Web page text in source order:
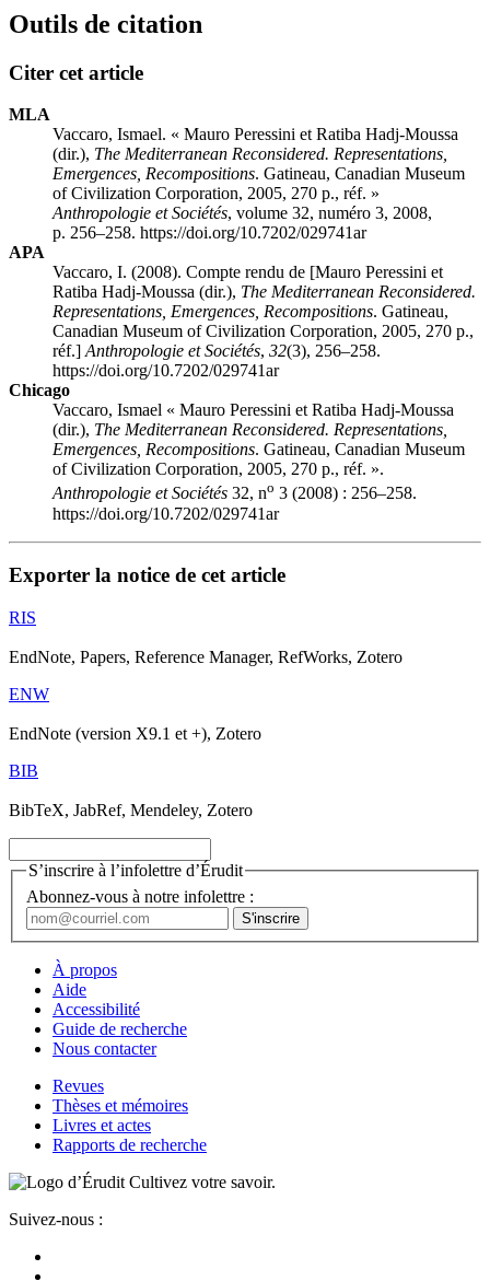
Outils de citation
Citer cet article
MLA
Vaccaro, Ismael. « Mauro Peressini et Ratiba Hadj-Moussa
(dir.), The Mediterranean Reconsidered. Representations,
Emergences, Recompositions. Gatineau, Canadian Museum
of Civilization Corporation, 2005, 270 p., réf. »
Anthropologie et Sociétés, volume 32, numéro 3, 2008,
p. 256–258. https://doi.org/10.7202/029741ar
APA
Vaccaro, I. (2008). Compte rendu de [Mauro Peressini et
Ratiba Hadj-Moussa (dir.), The Mediterranean Reconsidered.
Representations, Emergences, Recompositions. Gatineau,
Canadian Museum of Civilization Corporation, 2005, 270 p.,
réf.] Anthropologie et Sociétés, 32(3), 256–258.
https://doi.org/10.7202/029741ar
Chicago
Vaccaro, Ismael « Mauro Peressini et Ratiba Hadj-Moussa
(dir.), The Mediterranean Reconsidered. Representations,
Emergences, Recompositions. Gatineau, Canadian Museum
of Civilization Corporation, 2005, 270 p., réf. ».
Anthropologie et Sociétés 32, no 3 (2008) : 256–258.
https://doi.org/10.7202/029741ar
Exporter la notice de cet article
RIS
EndNote, Papers, Reference Manager, RefWorks, Zotero
ENW
EndNote (version X9.1 et +), Zotero
BIB
BibTeX, JabRef, Mendeley, Zotero
S’inscrire à l’infolettre d’Érudit
Abonnez-vous à notre infolettre :
À propos
Aide
Accessibilité
Guide de recherche
Nous contacter
Revues
Thèses et mémoires
Livres et actes
Rapports de recherche
Cultivez votre savoir.
Suivez-nous :